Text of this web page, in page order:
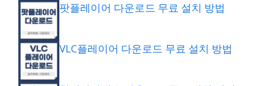
팟플레이어 다운로드 무료 설치 방법
VLC플레이어 다운로드 무료 설치 방법